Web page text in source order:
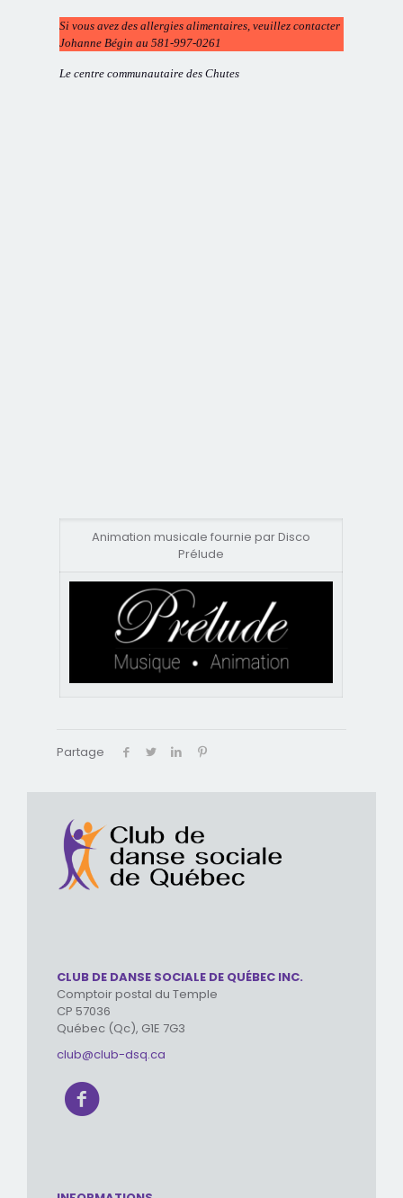
Si vous avez des allergies alimentaires, veuillez contacter
Johanne Bégin au 581-997-0261
Le centre communautaire des Chutes
Animation musicale fournie par Disco
Prélude
Partage
CLUB DE DANSE SOCIALE DE QUÉBEC INC.
Comptoir postal du Temple
CP 57036
Québec (Qc), G1E 7G3
club@club-dsq.ca